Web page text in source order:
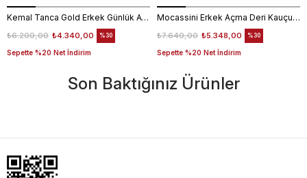
Kemal Tanca Gold Erkek Günlük Ayakkabı 6612-152
₺4.340,00
₺6.200,00
Sepette %20 Net İndirim
%30
Mocassini Erkek Açma Deri Kauçuk Taban Bordo Günlük Ayakkabı
₺5.348,00
₺7.640,00
Sepette %20 Net İndirim
%30
Son Baktığınız Ürünler